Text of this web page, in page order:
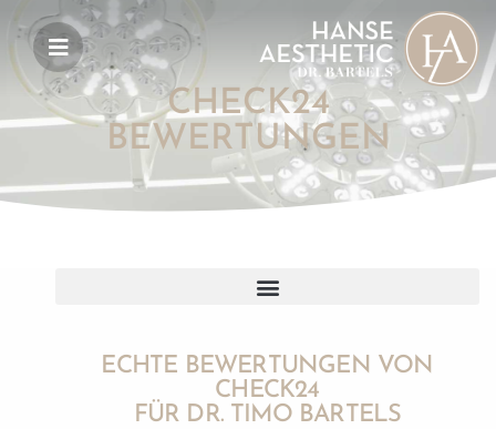
CHECK24
BEWERTUNGEN
ECHTE BEWERTUNGEN VON
CHECK24
FÜR DR. TIMO BARTELS